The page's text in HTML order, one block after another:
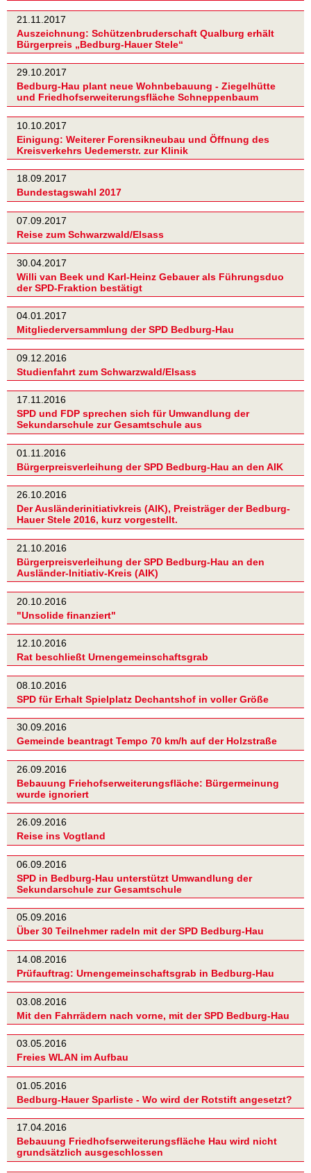
21.11.2017
Auszeichnung: Schützenbruderschaft Qualburg erhält
Bürgerpreis „Bedburg-Hauer Stele“
29.10.2017
Bedburg-Hau plant neue Wohnbebauung - Ziegelhütte
und Friedhofserweiterungsfläche Schneppenbaum
10.10.2017
Einigung: Weiterer Forensikneubau und Öffnung des
Kreisverkehrs Uedemerstr. zur Klinik
18.09.2017
Bundestagswahl 2017
07.09.2017
Reise zum Schwarzwald/Elsass
30.04.2017
Willi van Beek und Karl-Heinz Gebauer als Führungsduo
der SPD-Fraktion bestätigt
04.01.2017
Mitgliederversammlung der SPD Bedburg-Hau
09.12.2016
Studienfahrt zum Schwarzwald/Elsass
17.11.2016
SPD und FDP sprechen sich für Umwandlung der
Sekundarschule zur Gesamtschule aus
01.11.2016
Bürgerpreisverleihung der SPD Bedburg-Hau an den AIK
26.10.2016
Der Ausländerinitiativkreis (AIK), Preisträger der Bedburg-
Hauer Stele 2016, kurz vorgestellt.
21.10.2016
Bürgerpreisverleihung der SPD Bedburg-Hau an den
Ausländer-Initiativ-Kreis (AIK)
20.10.2016
"Unsolide finanziert"
12.10.2016
Rat beschließt Urnengemeinschaftsgrab
08.10.2016
SPD für Erhalt Spielplatz Dechantshof in voller Größe
30.09.2016
Gemeinde beantragt Tempo 70 km/h auf der Holzstraße
26.09.2016
Bebauung Friehofserweiterungsfläche: Bürgermeinung
wurde ignoriert
26.09.2016
Reise ins Vogtland
06.09.2016
SPD in Bedburg-Hau unterstützt Umwandlung der
Sekundarschule zur Gesamtschule
05.09.2016
Über 30 Teilnehmer radeln mit der SPD Bedburg-Hau
14.08.2016
Prüfauftrag: Urnengemeinschaftsgrab in Bedburg-Hau
03.08.2016
Mit den Fahrrädern nach vorne, mit der SPD Bedburg-Hau
03.05.2016
Freies WLAN im Aufbau
01.05.2016
Bedburg-Hauer Sparliste - Wo wird der Rotstift angesetzt?
17.04.2016
Bebauung Friedhofserweiterungsfläche Hau wird nicht
grundsätzlich ausgeschlossen